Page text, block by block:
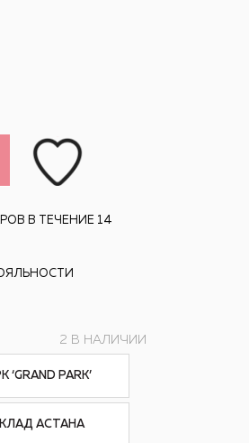
В ТЕЧЕНИЕ 14
2 В НАЛИЧИИ
‘GRAND PARK’
АСТАНА